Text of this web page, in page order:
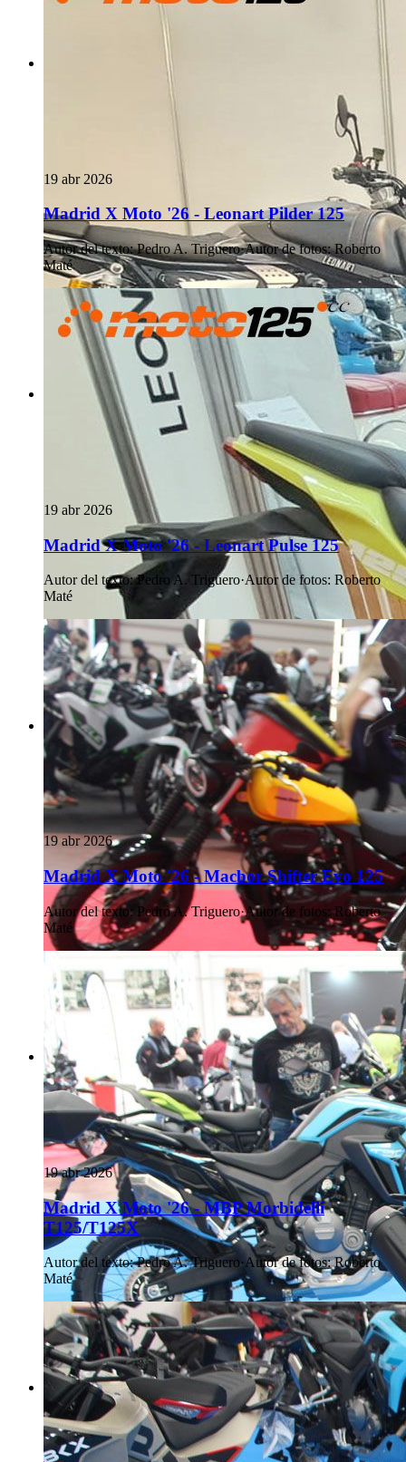
19 abr 2026
Madrid X Moto '26 - Leonart Pilder 125
Autor del texto: Pedro A. Triguero·Autor de fotos: Roberto
Maté
19 abr 2026
Madrid X Moto '26 - Leonart Pulse 125
Autor del texto: Pedro A. Triguero·Autor de fotos: Roberto
Maté
19 abr 2026
Madrid X Moto '26 - Macbor Shifter Evo 125
Autor del texto: Pedro A. Triguero·Autor de fotos: Roberto
Maté
19 abr 2026
Madrid X Moto '26 - MBP Morbidelli
T125/T125X
Autor del texto: Pedro A. Triguero·Autor de fotos: Roberto
Maté